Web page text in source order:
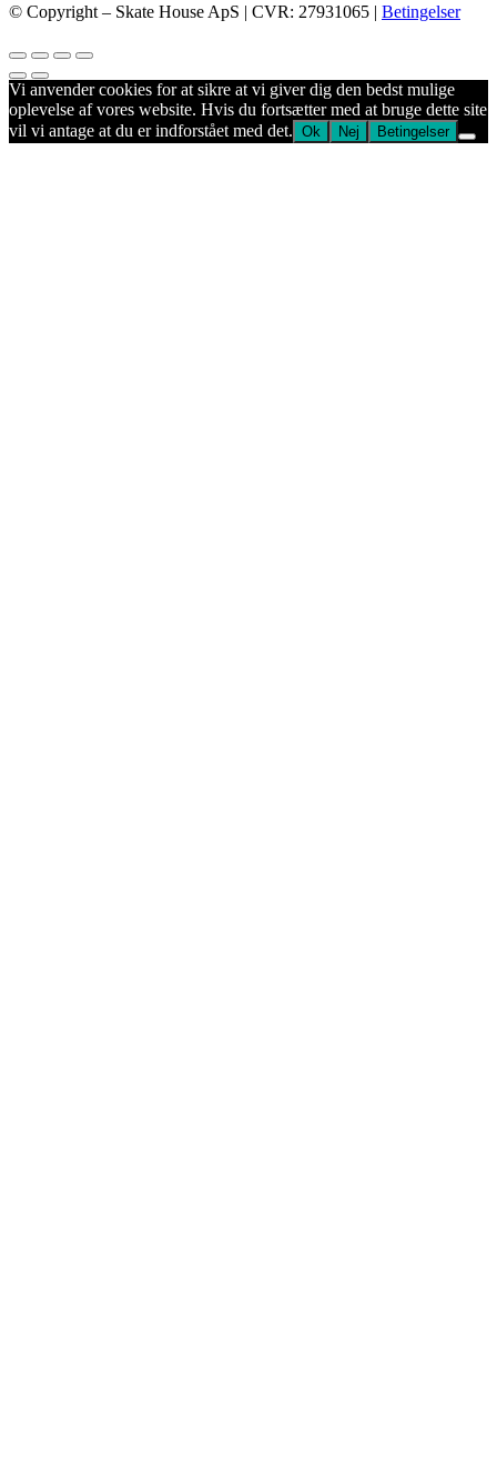
© Copyright – Skate House ApS | CVR: 27931065 | Betingelser
Vi anvender cookies for at sikre at vi giver dig den bedst mulige
oplevelse af vores website. Hvis du fortsætter med at bruge dette site
vil vi antage at du er indforstået med det. Ok Nej Betingelser